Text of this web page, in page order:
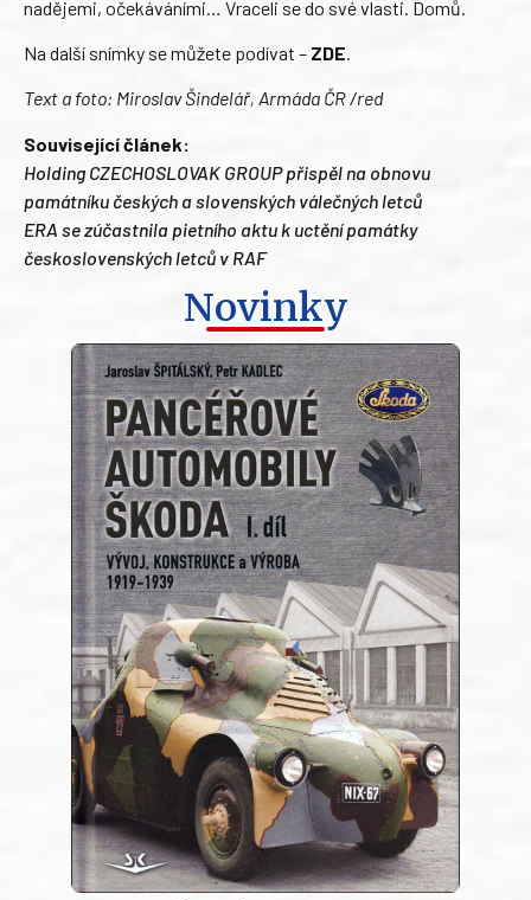
nadějemi, očekáváními… Vraceli se do své vlasti. Domů.
Na další snímky se můžete podívat – ZDE.
Text a foto: Miroslav Šindelář, Armáda ČR /red
Související článek:
Holding CZECHOSLOVAK GROUP přispěl na obnovu
památníku českých a slovenských válečných letců
ERA se zúčastnila pietního aktu k uctění památky
československých letců v RAF
Novinky